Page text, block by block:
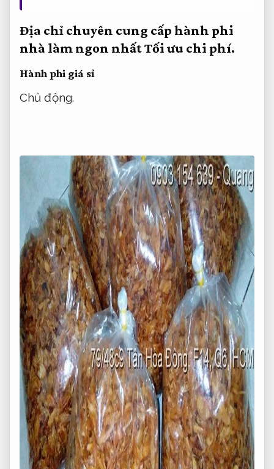
Địa chỉ chuyên cung cấp hành phi
nhà làm ngon nhấtTối ưu chi phí.
Hành phi giá sỉ
Chủ động.